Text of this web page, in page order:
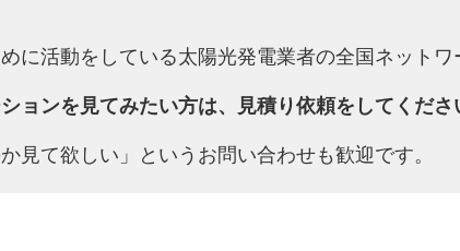
に活動をしている太陽光発電業者の全国ネットワ
ョンを見てみたい方は、見積り依頼をしてくださ
見て欲しい」というお問い合わせも歓迎です。